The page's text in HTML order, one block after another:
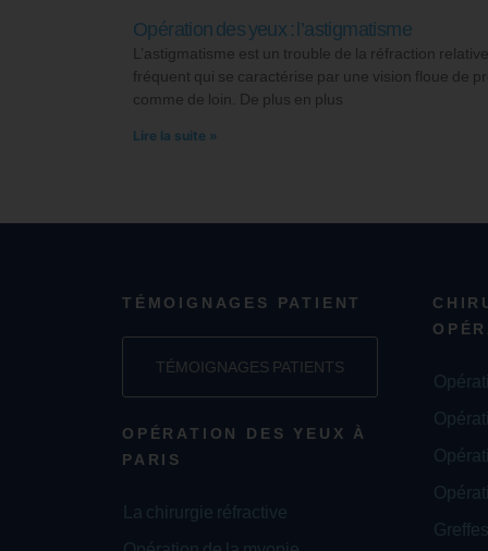
Opération des yeux : l’astigmatisme
L’astigmatisme est un trouble de la réfraction
fréquent qui se caractérise par une vision floue de
comme de loin. De plus en plus
Lire la suite »
TÉMOIGNAGES PATIENT
TÉMOIGNAGES PATIENTS
OPÉRATION DES YEUX À
PARIS
La chirurgie réfractive